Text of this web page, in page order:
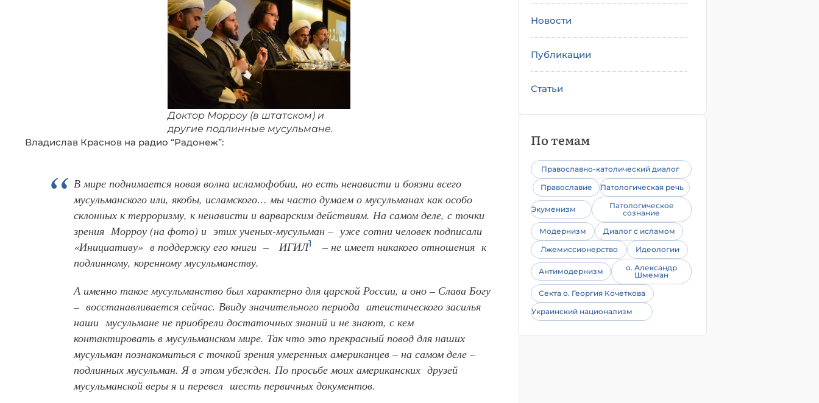
Доктор Морроу (в штатском) и
другие подлинные мусульмане.
Владислав Краснов на радио “Радонеж”:
В мире поднимается новая волна исламофобии, но есть ненависти и боязни всего
мусульманского или, якобы, исламского… мы часто думаем о мусульманах как особо
склонных к терроризму, к ненависти и варварским действиям. На самом деле, с точки
зрения Морроу (на фото) и этих ученых-мусульман – уже сотни человек подписали
«Инициативу» в поддержку его книги – ИГИЛ1
– не имеет никакого отношения к
подлинному, коренному мусульманству.
А именно такое мусульманство был характерно для царской России, и оно – Слава Богу
– восстанавливается сейчас. Ввиду значительного периода атеистического засилья
наши мусульмане не приобрели достаточных знаний и не знают, с кем
контактировать в мусульманском мире. Так что это прекрасный повод для наших
мусульман познакомиться с точкой зрения умеренных американцев – на самом деле –
подлинных мусульман. Я в этом убежден. По просьбе моих американских друзей
мусульманской веры я и перевел шесть первичных документов.
Новости
Публикации
Статьи
По темам
Православно-католический диалог
Православие
Патологическая речь
Экуменизм
Патологическое
сознание
Модернизм
Диалог с исламом
Лжемиссионерство
Идеологии
Антимодернизм
о. Александр
Шмеман
Секта о. Георгия Кочеткова
Украинский национализм